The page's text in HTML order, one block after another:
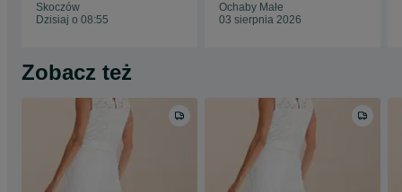
Skoczów
Dzisiaj o 08:55
Ochaby Małe
03 sierpnia 2026
Zobacz też